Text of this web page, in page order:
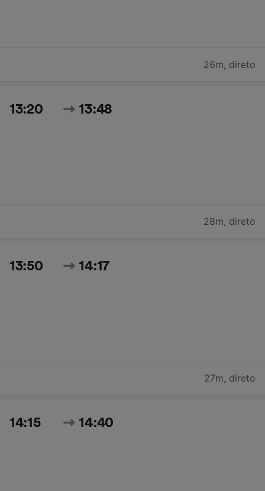
26m, direto
13:20 13:48
28m, direto
13:50 14:17
27m, direto
14:15 14:40